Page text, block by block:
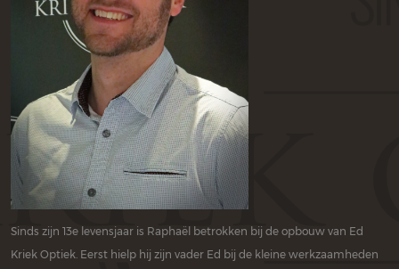
Sinds zijn 13e levensjaar is Raphaël betrokken bij de opbouw van Ed
Kriek Optiek. Eerst hielp hij zijn vader Ed bij de kleine werkzaamheden